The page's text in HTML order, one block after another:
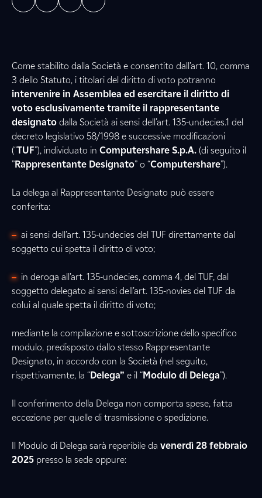
Come stabilito dalla Società e consentito dall’art. 10, comma
3 dello Statuto, i titolari del diritto di voto potranno
intervenire in Assemblea ed esercitare il diritto di
voto esclusivamente tramite il rappresentante
designato dalla Società ai sensi dell’art. 135-undecies.1 del
decreto legislativo 58/1998 e successive modificazioni
(“TUF”), individuato in Computershare S.p.A. (di seguito il
”Rappresentante Designato” o “Computershare”).
La delega al Rappresentante Designato può essere
conferita:
ai sensi dell’art. 135-undecies del TUF direttamente dal
soggetto cui spetta il diritto di voto;
in deroga all’art. 135-undecies, comma 4, del TUF, dal
soggetto delegato ai sensi dell’art. 135-novies del TUF da
colui al quale spetta il diritto di voto;
mediante la compilazione e sottoscrizione dello specifico
modulo, predisposto dallo stesso Rappresentante
Designato, in accordo con la Società (nel seguito,
rispettivamente, la “Delega” e il “Modulo di Delega”).
Il conferimento della Delega non comporta spese, fatta
eccezione per quelle di trasmissione o spedizione.
Il Modulo di Delega sarà reperibile da venerdì 28 febbraio
2025 presso la sede oppure: